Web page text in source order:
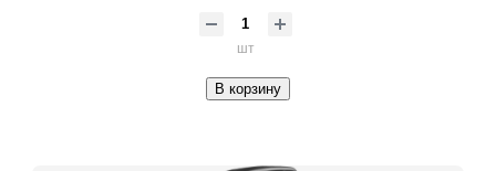
шт
В корзину